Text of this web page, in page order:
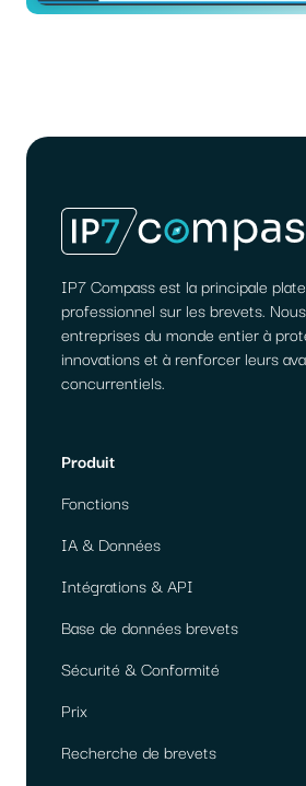
IP7 Compass est la principale
professionnel sur les brevets.
entreprises du monde entier à
innovations et à renforcer leurs
concurrentiels.
Produit
Fonctions
IA & Données
Intégrations & API
Base de données brevets
Sécurité & Conformité
Prix
Recherche de brevets